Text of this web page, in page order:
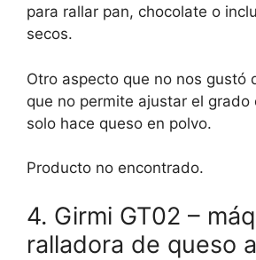
para rallar pan, chocolate o
secos.
Otro aspecto que no nos gustó
que no permite ajustar el grado
solo hace queso en polvo.
Producto no encontrado.
4. Girmi GT02 –
ralladora de queso